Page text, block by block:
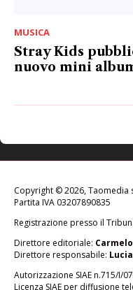
MUSICA
Stray Kids
nuovo mini
Copyright © 2026, Taomedia
Partita IVA 03207890835
Registrazione presso il
Direttore editoriale:
Direttore responsabile:
Autorizzazione SIAE n.715/I/
Licenza SIAE per diffusione